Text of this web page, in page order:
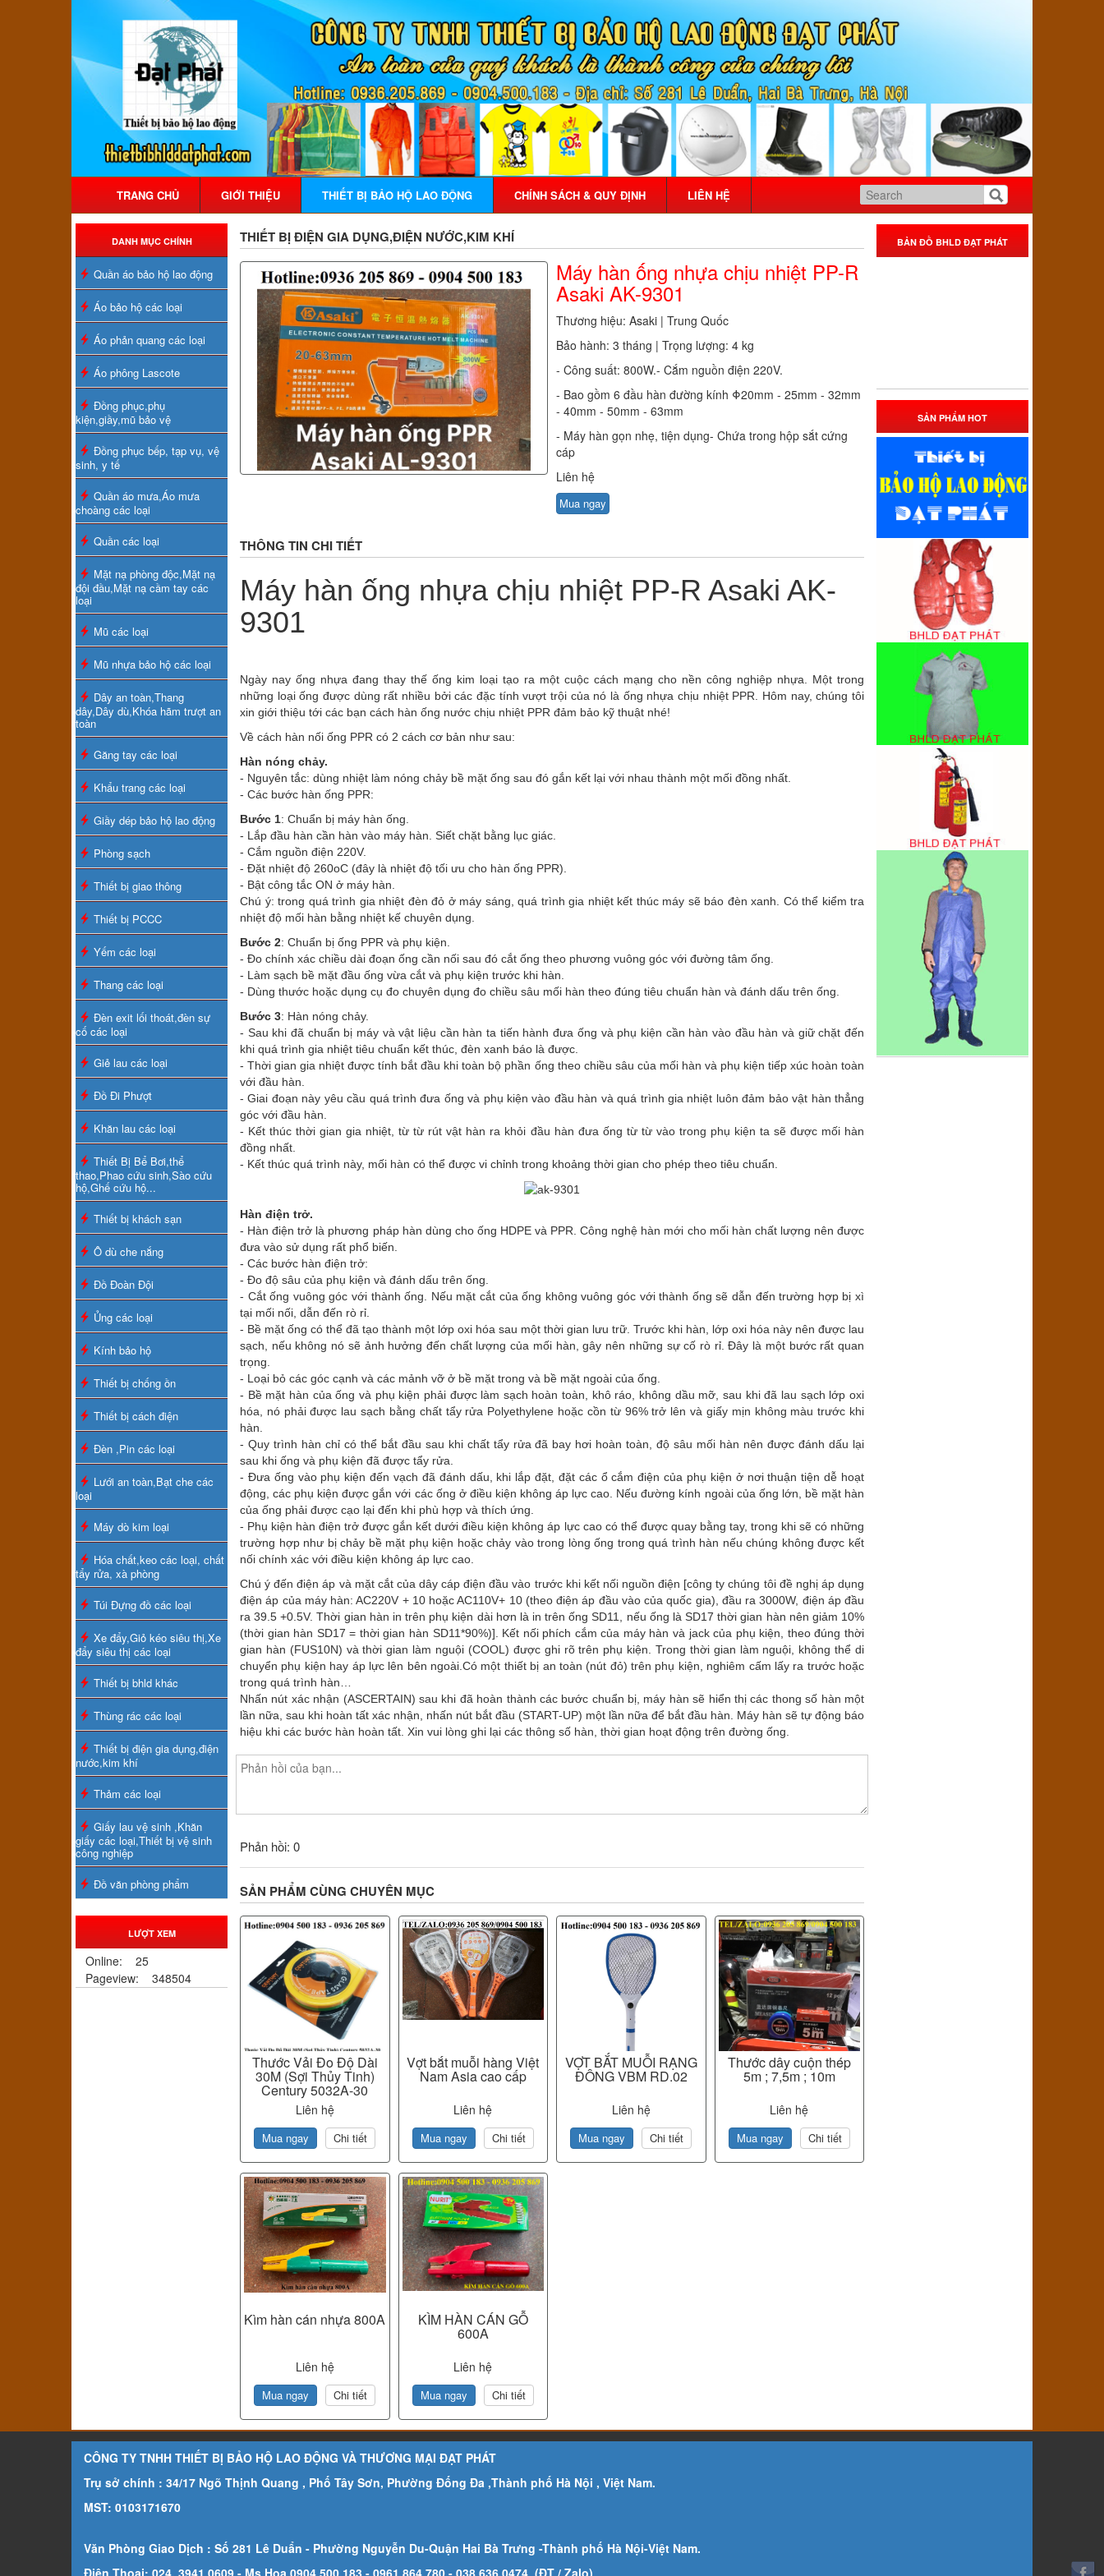
TRANG CHỦ GIỚI THIỆU THIẾT BỊ BẢO HỘ LAO ĐỘNG CHÍNH SÁCH & QUY ĐỊNH LIÊN HỆ
DANH MỤC CHÍNH
Quần áo bảo hộ lao động
Áo bảo hộ các loại
Áo phản quang các loại
Áo phông Lascote
Đồng phục,phụ
kiện,giầy,mũ bảo vệ
Đồng phục bếp, tạp vụ, vệ
sinh, y tế
Quần áo mưa,Áo mưa
choàng các loại
Quần các loại
Mặt nạ phòng độc,Mặt nạ
đội đầu,Mặt nạ cầm tay các
loại
Mũ các loại
Mũ nhựa bảo hộ các loại
Dây an toàn,Thang
dây,Dây dù,Khóa hãm trượt an
toàn
Găng tay các loại
Khẩu trang các loại
Giầy dép bảo hộ lao động
Phòng sạch
Thiết bị giao thông
Thiết bị PCCC
Yếm các loại
Thang các loại
Đèn exit lối thoát,đèn sự
cố các loại
Giẻ lau các loại
Đồ Đi Phượt
Khăn lau các loại
Thiết Bị Bể Bơi,thể
thao,Phao cứu sinh,Sào cứu
hộ,Ghế cứu hộ...
Thiết bị khách sạn
Ô dù che nắng
Đồ Đoàn Đội
Ủng các loại
Kính bảo hộ
Thiết bị chống ồn
Thiết bị cách điện
Đèn ,Pin các loại
Lưới an toàn,Bạt che các
loại
Máy dò kim loại
Hóa chất,keo các loại, chất
tẩy rửa, xà phòng
Túi Đựng đồ các loại
Xe đẩy,Giỏ kéo siêu thị,Xe
đẩy siêu thị các loại
Thiết bị bhld khác
Thùng rác các loại
Thiết bị điện gia dụng,điện
nước,kim khí
Thảm các loại
Giấy lau vệ sinh ,Khăn
giấy các loại,Thiết bị vệ sinh
công nghiệp
Đồ văn phòng phẩm
LƯỢT XEM
Online:
25
Pageview:
348504
THIẾT BỊ ĐIỆN GIA DỤNG,ĐIỆN NƯỚC,KIM KHÍ
Máy hàn ống nhựa chịu nhiệt PP-R
Asaki AK-9301
Thương hiệu: Asaki | Trung Quốc
Bảo hành: 3 tháng | Trọng lượng: 4 kg
- Công suất: 800W.- Cắm nguồn điện 220V.
- Bao gồm 6 đầu hàn đường kính Φ20mm - 25mm - 32mm
- 40mm - 50mm - 63mm
- Máy hàn gọn nhẹ, tiện dụng- Chứa trong hộp sắt cứng
cáp
Liên hệ
Mua ngay
THÔNG TIN CHI TIẾT
Máy hàn ống nhựa chịu nhiệt PP-R Asaki AK-
9301
Ngày nay ống nhựa đang thay thế ống kim loại tạo ra một cuộc cách mạng cho nền công nghiệp nhựa. Một trong
những loại ống được dùng rất nhiều bởi các đặc tính vượt trội của nó là ống nhựa chịu nhiệt PPR. Hôm nay, chúng tôi
xin giới thiệu tới các bạn cách hàn ống nước chịu nhiệt PPR đảm bảo kỹ thuật nhé!
Về cách hàn nối ống PPR có 2 cách cơ bản như sau:
Hàn nóng chảy.
- Nguyên tắc: dùng nhiệt làm nóng chảy bề mặt ống sau đó gắn kết lại với nhau thành một mối đồng nhất.
- Các bước hàn ống PPR:
Bước 1: Chuẩn bị máy hàn ống.
- Lắp đầu hàn cần hàn vào máy hàn. Siết chặt bằng lục giác.
- Cắm nguồn điện 220V.
- Đặt nhiệt độ 260oC (đây là nhiệt độ tối ưu cho hàn ống PPR).
- Bật công tắc ON ở máy hàn.
Chú ý: trong quá trình gia nhiệt đèn đỏ ở máy sáng, quá trình gia nhiệt kết thúc máy sẽ báo đèn xanh. Có thể kiểm tra
nhiệt độ mối hàn bằng nhiệt kế chuyên dụng.
Bước 2: Chuẩn bị ống PPR và phụ kiện.
- Đo chính xác chiều dài đoạn ống cần nối sau đó cắt ống theo phương vuông góc với đường tâm ống.
- Làm sạch bề mặt đầu ống vừa cắt và phụ kiện trước khi hàn.
- Dùng thước hoặc dụng cụ đo chuyên dụng đo chiều sâu mối hàn theo đúng tiêu chuẩn hàn và đánh dấu trên ống.
Bước 3: Hàn nóng chảy.
- Sau khi đã chuẩn bị máy và vật liệu cần hàn ta tiến hành đưa ống và phụ kiện cần hàn vào đầu hàn và giữ chặt đến
khi quá trình gia nhiệt tiêu chuẩn kết thúc, đèn xanh báo là được.
- Thời gian gia nhiệt được tính bắt đầu khi toàn bộ phần ống theo chiều sâu của mối hàn và phụ kiện tiếp xúc hoàn toàn
với đầu hàn.
- Giai đoạn này yêu cầu quá trình đưa ống và phụ kiện vào đầu hàn và quá trình gia nhiệt luôn đảm bảo vật hàn thẳng
góc với đầu hàn.
- Kết thúc thời gian gia nhiệt, từ từ rút vật hàn ra khỏi đầu hàn đưa ống từ từ vào trong phụ kiện ta sẽ được mối hàn
đồng nhất.
- Kết thúc quá trình này, mối hàn có thể được vi chỉnh trong khoảng thời gian cho phép theo tiêu chuẩn.
Hàn điện trở.
- Hàn điện trở là phương pháp hàn dùng cho ống HDPE và PPR. Công nghệ hàn mới cho mối hàn chất lượng nên được
đưa vào sử dụng rất phổ biến.
- Các bước hàn điện trở:
- Đo độ sâu của phụ kiện và đánh dấu trên ống.
- Cắt ống vuông góc với thành ống. Nếu mặt cắt của ống không vuông góc với thành ống sẽ dẫn đến trường hợp bị xì
tại mối nối, dẫn đến rò rỉ.
- Bề mặt ống có thể đã tạo thành một lớp oxi hóa sau một thời gian lưu trữ. Trước khi hàn, lớp oxi hóa này nên được lau
sạch, nếu không nó sẽ ảnh hưởng đến chất lượng của mối hàn, gây nên những sự cố rò rỉ. Đây là một bước rất quan
trọng.
- Loại bỏ các góc cạnh và các mảnh vỡ ở bề mặt trong và bề mặt ngoài của ống.
- Bề mặt hàn của ống và phụ kiện phải được làm sạch hoàn toàn, khô ráo, không dầu mỡ, sau khi đã lau sạch lớp oxi
hóa, nó phải được lau sạch bằng chất tẩy rửa Polyethylene hoặc cồn từ 96% trở lên và giấy mịn không màu trước khi
hàn.
- Quy trình hàn chỉ có thể bắt đầu sau khi chất tẩy rửa đã bay hơi hoàn toàn, độ sâu mối hàn nên được đánh dấu lại
sau khi ống và phụ kiện đã được tẩy rửa.
- Đưa ống vào phụ kiện đến vạch đã đánh dấu, khi lắp đặt, đặt các ổ cắm điện của phụ kiện ở nơi thuận tiện dễ hoạt
động, các phụ kiện được gắn với các ống ở điều kiện không áp lực cao. Nếu đường kính ngoài của ống lớn, bề mặt hàn
của ống phải được cạo lại đến khi phù hợp và thích ứng.
- Phụ kiện hàn điện trở được gắn kết dưới điều kiện không áp lực cao có thể được quay bằng tay, trong khi sẽ có những
trường hợp như bị chảy bề mặt phụ kiện hoặc chảy vào trong lòng ống trong quá trình hàn nếu chúng không được kết
nối chính xác với điều kiện không áp lực cao.
Chú ý đến điện áp và mặt cắt của dây cáp điện đầu vào trước khi kết nối nguồn điện [công ty chúng tôi đề nghị áp dụng
điện áp của máy hàn: AC220V + 10 hoặc AC110V+ 10 (theo điện áp đầu vào của quốc gia), đầu ra 3000W, điện áp đầu
ra 39.5 +0.5V. Thời gian hàn in trên phụ kiện dài hơn là in trên ống SD11, nếu ống là SD17 thời gian hàn nên giảm 10%
(thời gian hàn SD17 = thời gian hàn SD11*90%)]. Kết nối phích cắm của máy hàn và jack của phụ kiện, theo đúng thời
gian hàn (FUS10N) và thời gian làm nguội (COOL) được ghi rõ trên phụ kiện. Trong thời gian làm nguội, không thể di
chuyển phụ kiện hay áp lực lên bên ngoài.Có một thiết bị an toàn (nút đỏ) trên phụ kiện, nghiêm cấm lấy ra trước hoặc
trong quá trình hàn…
Nhấn nút xác nhận (ASCERTAIN) sau khi đã hoàn thành các bước chuẩn bị, máy hàn sẽ hiển thị các thong số hàn một
lần nữa, sau khi hoàn tất xác nhận, nhấn nút bắt đầu (START-UP) một lần nữa để bắt đầu hàn. Máy hàn sẽ tự động báo
hiệu khi các bước hàn hoàn tất. Xin vui lòng ghi lại các thông số hàn, thời gian hoạt động trên đường ống.
Phản hồi: 0
SẢN PHẨM CÙNG CHUYÊN MỤC
Thước Vải Đo Độ Dài
30M (Sợi Thủy Tinh)
Century 5032A-30
Liên hệ
Mua ngay Chi tiết
Vợt bắt muỗi hàng Việt
Nam Asia cao cấp
Liên hệ
Mua ngay Chi tiết
VỢT BẮT MUỖI RẠNG
ĐÔNG VBM RD.02
Liên hệ
Mua ngay Chi tiết
Thước dây cuộn thép
5m ; 7,5m ; 10m
Liên hệ
Mua ngay Chi tiết
Kìm hàn cán nhựa 800A
Liên hệ
Mua ngay Chi tiết
KÌM HÀN CÁN GỖ
600A
Liên hệ
Mua ngay Chi tiết
BẢN ĐỒ BHLD ĐẠT PHÁT
SẢN PHẨM HOT
CÔNG TY TNHH THIẾT BỊ BẢO HỘ LAO ĐỘNG VÀ THƯƠNG MẠI ĐẠT PHÁT
Trụ sở chính : 34/17 Ngõ Thịnh Quang , Phố Tây Sơn, Phường Đống Đa ,Thành phố Hà Nội , Việt Nam.
MST: 0103171670
Văn Phòng Giao Dịch : Số 281 Lê Duẩn - Phường Nguyễn Du-Quận Hai Bà Trưng -Thành phố Hà Nội-Việt Nam.
Điện Thoại: 024. 3941.0609 - Ms Hoa 0904.500.183 - 0961 864 780 - 038.636.0474 (ĐT / Zalo)